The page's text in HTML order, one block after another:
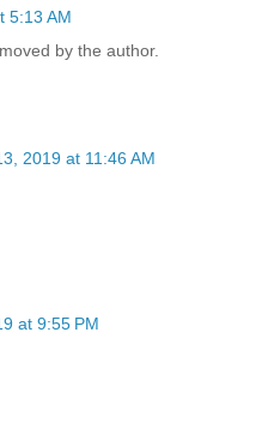
5:13 AM
by the author.
2019 at 11:46 AM
at 9:55 PM